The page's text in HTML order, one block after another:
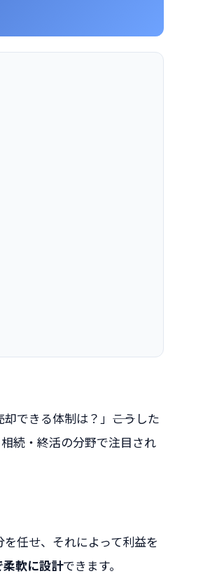
できる体制は？」――こうした
続・終活の分野で注目され
任せ、それによって利益を
軟に設計できます。